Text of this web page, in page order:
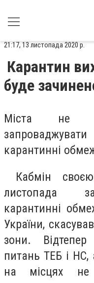
21:17, 13 листопада 2020 р.
Карантин
буде
Міста не
карантинні
Кабмін
листопада
карантинні
України,
зони.
питань ТЕБ і НС,
на місцях не